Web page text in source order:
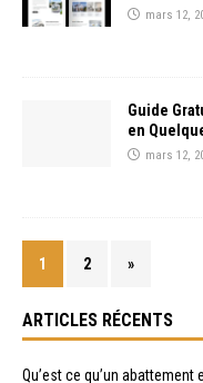
mars 12,
Guide
en
mars 12,
1 2 »
ARTICLES RÉCENTS
Qu’est ce qu’un abattement